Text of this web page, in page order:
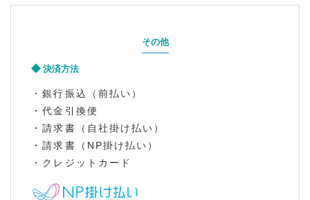
その他
決済方法
・銀行振込（前払い）
・代金引換便
・請求書（自社掛け払い）
・請求書（NP掛け払い）
・クレジットカード